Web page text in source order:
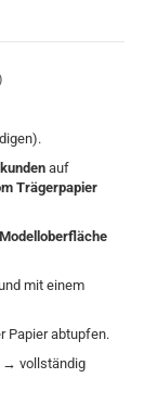
auf
Trägerpapier
mit einem
Papier abtupfen.
→ vollständig